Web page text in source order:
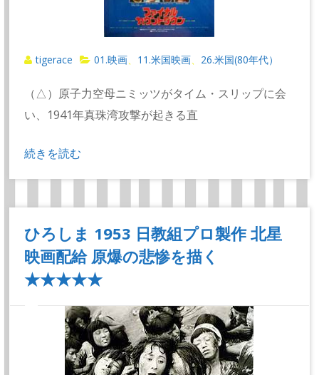
tigerace 01.映画 11.米国映画 26.米国(80年代）
（△）原子力空母ニミッツがタイム・スリップに会
い、1941年真珠湾攻撃が起きる直
続きを読む
ひろしま 1953 日教組プロ製作 北星
映画配給 原爆の悲惨を描く
★★★★★